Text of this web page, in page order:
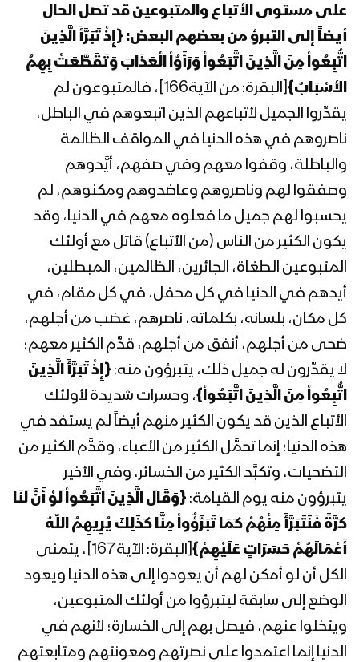
المحاضرة الرمضانية العاشرة للسيد
عبدالملك بدرالدين الحوثي 10 رمضان
1443هـ
المحاضرة الرمضانية التاسعة للسيد
عبدالملك بدرالدين الحوثي 9 رمضان
المحاضرة الرمضانية الثامنة للسيد
عبدالملك بدرالدين الحوثي 8 رمضان
1443هـ
المحاضرة الرمضانية السابعة للسيد
عبدالملك بدرالدين الحوثي 7 رمضان
1443هـ
المحاضرة الرمضانية السادسة للسيد
عبدالملك بدرالدين الحوثي 6 رمضان
1443هـ
المحاضرة الرمضانية الخامسة للسيد
عبدالملك بدرالدين الحوثي 5 رمضان
1443هـ
المحاضرة الرمضانية الرابعة للسيد عبد
الملك بدر الدين الحوثي 4 رمضان 1443هـ
المحاضرة الرمضانية الثالثة للسيد عبد الملك
على مستوى الأتباع والمتبوعين قد تصل الحال
أيضاً إلى التبرؤ من بعضهم البعض: {إِذْ تَبَرَّأَ الَّذِينَ
اتُّبِعُواْ مِنَ الَّذِينَ اتَّبَعُواْ وَرَأَوُاْ الْعَذَابَ وَتَقَطَّعَتْ بِهِمُ
الأَسْبَابُ}
[البقرة: من الآية166]، فالمتبوعون لم
يقدِّروا الجميل لأتباعهم الذين اتبعوهم في الباطل،
ناصروهم في هذه الدنيا في المواقف الظالمة
والباطلة، وقفوا معهم وفي صفهم، أيَّدوهم
وصفقوا لهم وناصروهم وعاضدوهم ومكنوهم، لم
يحسبوا لهم جميل ما فعلوه معهم في الدنيا، وقد
يكون الكثير من الناس (من الأتباع) قاتل مع أولئك
المتبوعين الطغاة، الجائرين، الظالمين، المبطلين،
أيدهم في الدنيا في كل محفل، في كل مقام، في
كل مكان، بلسانه، بكلماته، ناصرهم، غضب من أجلهم،
ضحى من أجلهم، أنفق من أجلهم، قدَّم الكثير معهم؛
لا يقدِّرون له جميل ذلك، يتبرؤون منه: {إِذْ تَبَرَّأَ الَّذِينَ
اتُّبِعُواْ مِنَ الَّذِينَ اتَّبَعُواْ}، وحسرات شديدة لأولئك
الأتباع الذين قد يكون الكثير منهم أيضاً لم يستفد في
هذه الدنيا؛ إنما تحمَّل الكثير من الأعباء، وقدَّم الكثير من
التضحيات، وتكبَّد الكثير من الخسائر، وفي الأخير
يتبرؤون منه يوم القيامة: {وَقَالَ الَّذِينَ اتَّبَعُواْ لَوْ أَنَّ لَنَا
كَرَّةً فَنَتَبَرَّأَ مِنْهُمْ كَمَا تَبَرَّؤُواْ مِنَّا كَذَلِكَ يُرِيهِمُ اللّهُ
أَعْمَالَهُمْ حَسَرَاتٍ عَلَيْهِمْ}
[البقرة: الآية167]، يتمنى
الكل أن لو أمكن لهم أن يعودوا إلى هذه الدنيا ويعود
الوضع إلى سابقة ليتبرؤوا من أولئك المتبوعين،
ويتخلوا عنهم، فيصل بهم إلى الخسارة؛ لأنهم في
الدنيا إنما اعتمدوا على نصرتهم ومعونتهم ومتابعتهم